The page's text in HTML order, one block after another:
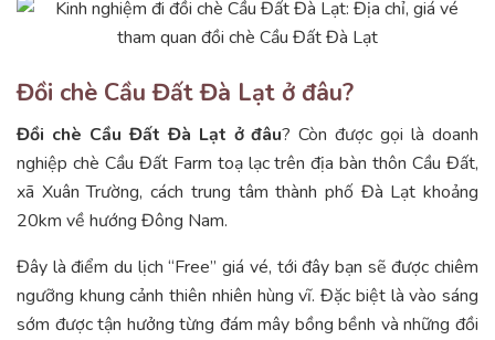
Đồi chè Cầu Đất Đà Lạt ở đâu?
Đồi chè Cầu Đất Đà Lạt ở đâu? Còn được gọi là doanh
nghiệp chè Cầu Đất Farm toạ lạc trên địa bàn thôn Cầu Đất,
xã Xuân Trường, cách trung tâm thành phố Đà Lạt khoảng
20km về hướng Đông Nam.
Đây là điểm du lịch “Free” giá vé, tới đây bạn sẽ được chiêm
ngưỡng khung cảnh thiên nhiên hùng vĩ. Đặc biệt là vào sáng
sớm được tận hưởng từng đám mây bồng bềnh và những đồi